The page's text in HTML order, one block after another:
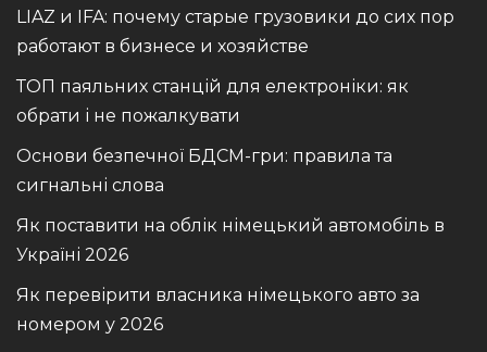
LIAZ и IFA: почему старые грузовики до сих пор
работают в бизнесе и хозяйстве
ТОП паяльних станцій для електроніки: як
обрати і не пожалкувати
Основи безпечної БДСМ-гри: правила та
сигнальні слова
Як поставити на облік німецький автомобіль в
Україні 2026
Як перевірити власника німецького авто за
номером у 2026